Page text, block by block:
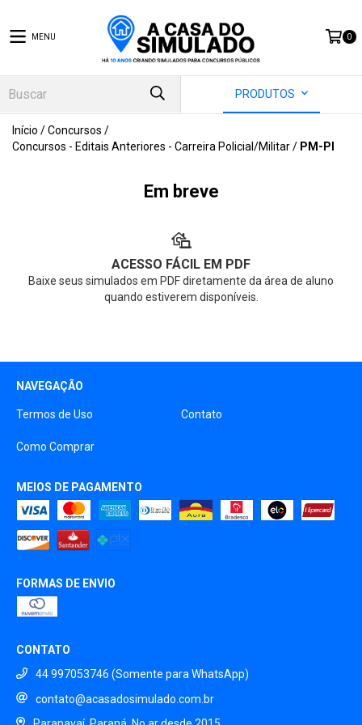
MENU 0
PRODUTOS
Início /Concursos /
Concursos - Editais Anteriores - Carreira Policial/Militar/ PM-PI
Em breve
ACESSO FÁCIL EM PDF
Baixe seus simulados em PDF diretamente da área de aluno
quando estiverem disponíveis.
NAVEGAÇÃO
Termos de Uso Contato
Como Comprar
MEIOS DE PAGAMENTO
FORMAS DE ENVIO
CONTATO
44 997053746 (Somente para WhatsApp)
contato@acasadosimulado.com.br